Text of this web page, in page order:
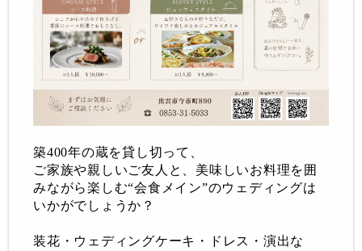
築400年の蔵を貸し切って、
ご家族や親しいご友人と、美味しいお料理を囲
みながら楽しむ“会食メイン”のウェディングは
いかがでしょうか？
装花・ウェディングケーキ・ドレス・演出な